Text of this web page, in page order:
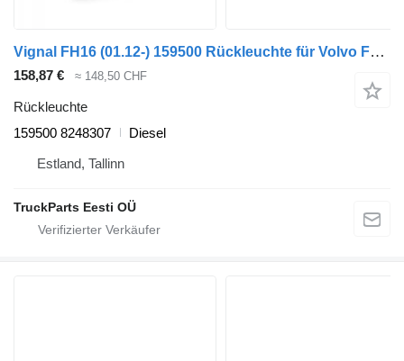
Vignal FH16 (01.12-) 159500 Rückleuchte für Volvo FH12, FH16, NH12, FH, VNL780 (1993-2014) Sattelzugmaschine
158,87 € ≈ 148,50 CHF
Rückleuchte
159500 8248307
Diesel
Estland, Tallinn
TruckParts Eesti OÜ